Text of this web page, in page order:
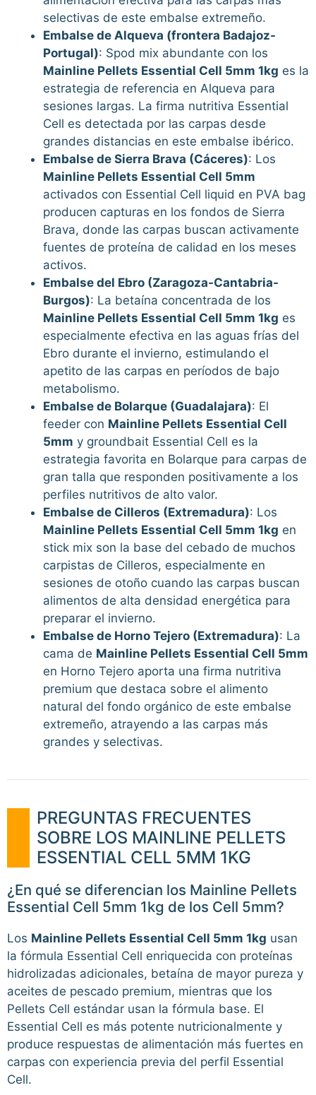
selectivas de este embalse extremeño.
Embalse de Alqueva (frontera Badajoz-
Portugal): Spod mix abundante con los
Mainline Pellets Essential Cell 5mm 1kg es la
estrategia de referencia en Alqueva para
sesiones largas. La firma nutritiva Essential
Cell es detectada por las carpas desde
grandes distancias en este embalse ibérico.
Embalse de Sierra Brava (Cáceres): Los
Mainline Pellets Essential Cell 5mm
activados con Essential Cell liquid en PVA bag
producen capturas en los fondos de Sierra
Brava, donde las carpas buscan activamente
fuentes de proteína de calidad en los meses
activos.
Embalse del Ebro (Zaragoza-Cantabria-
Burgos): La betaína concentrada de los
Mainline Pellets Essential Cell 5mm 1kg es
especialmente efectiva en las aguas frías del
Ebro durante el invierno, estimulando el
apetito de las carpas en períodos de bajo
metabolismo.
Embalse de Bolarque (Guadalajara): El
feeder con Mainline Pellets Essential Cell
5mm y groundbait Essential Cell es la
estrategia favorita en Bolarque para carpas de
gran talla que responden positivamente a los
perfiles nutritivos de alto valor.
Embalse de Cilleros (Extremadura): Los
Mainline Pellets Essential Cell 5mm 1kg en
stick mix son la base del cebado de muchos
carpistas de Cilleros, especialmente en
sesiones de otoño cuando las carpas buscan
alimentos de alta densidad energética para
preparar el invierno.
Embalse de Horno Tejero (Extremadura): La
cama de Mainline Pellets Essential Cell 5mm
en Horno Tejero aporta una firma nutritiva
premium que destaca sobre el alimento
natural del fondo orgánico de este embalse
extremeño, atrayendo a las carpas más
grandes y selectivas.
PREGUNTAS FRECUENTES
SOBRE LOS MAINLINE PELLETS
ESSENTIAL CELL 5MM 1KG
¿En qué se diferencian los Mainline Pellets
Essential Cell 5mm 1kg de los Cell 5mm?
Los Mainline Pellets Essential Cell 5mm 1kg usan
la fórmula Essential Cell enriquecida con proteínas
hidrolizadas adicionales, betaína de mayor pureza y
aceites de pescado premium, mientras que los
Pellets Cell estándar usan la fórmula base. El
Essential Cell es más potente nutricionalmente y
produce respuestas de alimentación más fuertes en
carpas con experiencia previa del perfil Essential
Cell.